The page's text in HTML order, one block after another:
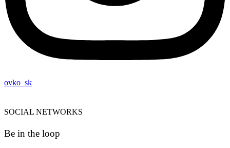
ovko_sk
SOCIAL NETWORKS
Be in the loop